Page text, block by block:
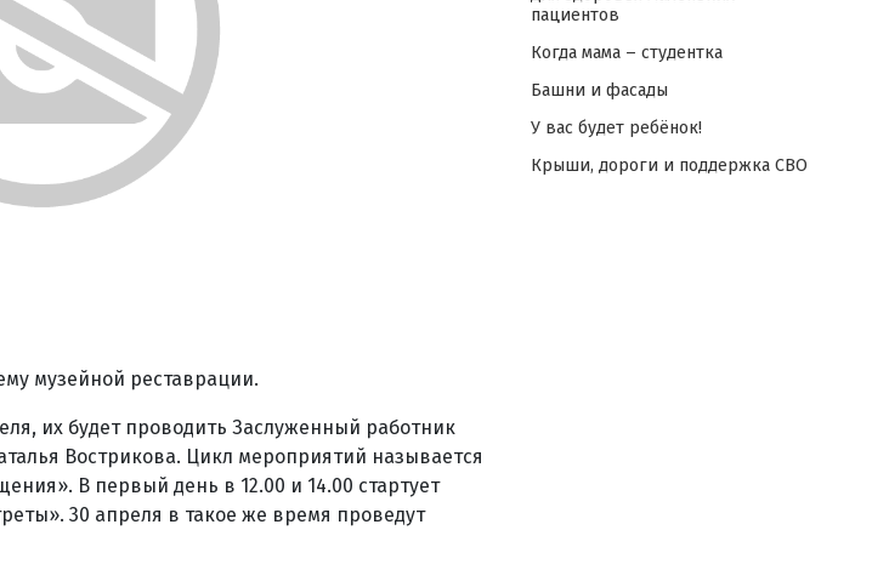
музейной реставрации.
их будет проводить Заслуженный работник
Вострикова. Цикл мероприятий называется
В первый день в 12.00 и 14.00 стартует
30 апреля в такое же время проведут
пациентов
Когда мама – студентка
Башни и фасады
У вас будет ребёнок!
Крыши, дороги и поддержка СВО